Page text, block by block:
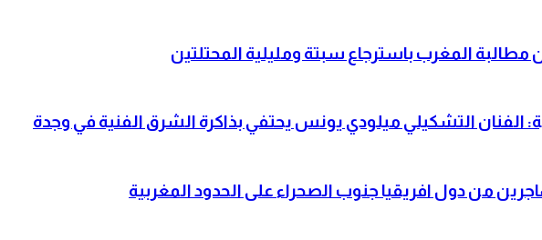
مطالبة المغرب باسترجاع سبتة ومليلية المحتلتين
الفنان التشكيلي ميلودي يونس يحتفي بذاكرة الشرق الفنية في وجدة
من دول افريقيا جنوب الصحراء على الحدود المغربية